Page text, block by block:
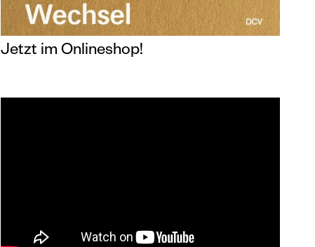
Jetzt im Onlineshop!